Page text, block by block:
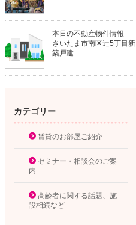
本日の不動産物件情報
さいたま市南区辻5丁目新
築戸建
カテゴリー
賃貸のお部屋ご紹介
セミナー・相談会のご案
内
高齢者に関する話題、施
設相続など